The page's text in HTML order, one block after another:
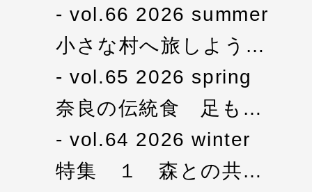
vol.66 2026 summer
小さな村へ旅しよう…
vol.65 2026 spring
奈良の伝統食 足も…
vol.64 2026 winter
特集 １ 森との共…